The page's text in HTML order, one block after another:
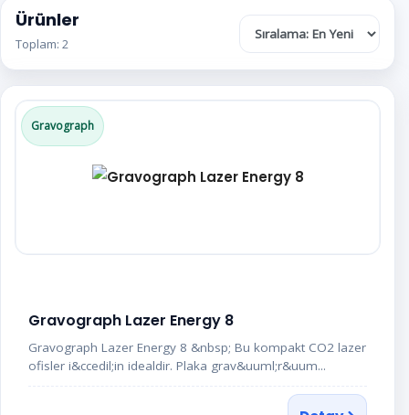
Ürünler
Toplam: 2
Gravograph
Gravograph Lazer Energy 8
Gravograph Lazer Energy 8 &nbsp; Bu kompakt CO2 lazer
ofisler i&ccedil;in idealdir. Plaka grav&uuml;r&uum...